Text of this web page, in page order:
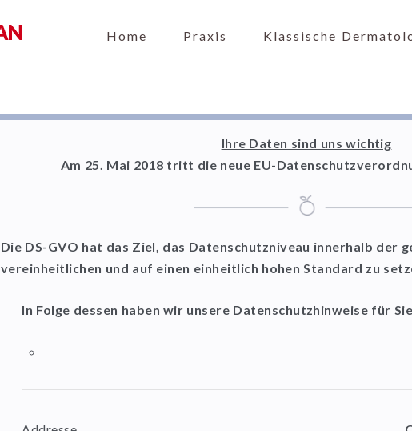
Home Praxis Klassische
Ihre Daten sind uns wichtig
Am 25. Mai 2018 tritt die neue EU-
Die DS-GVO hat das Ziel, das Datenschutzniveau innerhalb der
vereinheitlichen und auf einen einheitlich hohen Standard zu
In Folge dessen haben wir unsere Datenschutzhinweise für